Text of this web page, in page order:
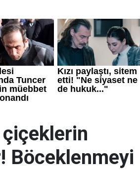
çiçeklerin
Böceklenmeyi